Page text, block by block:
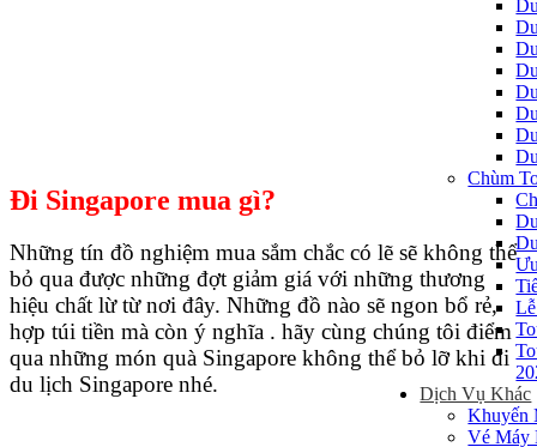
Chùm
Dịch Vụ Khác
Khuyến
Vé Máy
Đi Singapore mua gì?
Những tín đồ nghiệm mua sắm chắc có lẽ sẽ không thể
bỏ qua được những đợt giảm giá với những thương
hiệu chất lừ từ nơi đây. Những đồ nào sẽ ngon bổ rẻ,
hợp túi tiền mà còn ý nghĩa . hãy cùng chúng tôi điểm
qua những món quà Singapore không thể bỏ lỡ khi đi
du lịch Singapore nhé.